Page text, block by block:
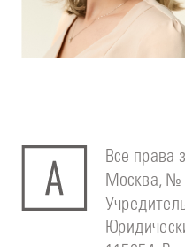
Подробнеео
Стоматолог-ортодонт
Все права
Москва, №